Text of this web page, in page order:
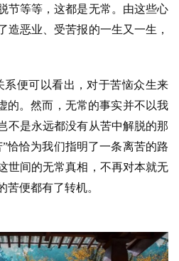
注册
节等等，这都是无常。由这些心
造恶业、受苦报的一生又一生，
系便可以看出，对于苦恼众生来
的。然而，无常的事实并不以我
不是永远都没有从苦中解脱的那
恰恰为我们指明了一条离苦的路
间的无常真相，不再对本就无
苦便都有了转机。